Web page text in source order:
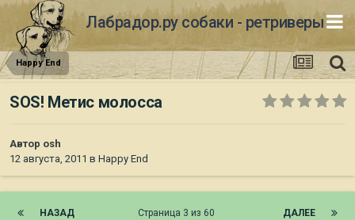
Лабрадор.ру собаки - ретриверы
Happy End
SOS! Метис молосса
Автор osh
12 августа, 2011 в Happy End
НАЗАД ДАЛЕЕ
Страница 3 из 60